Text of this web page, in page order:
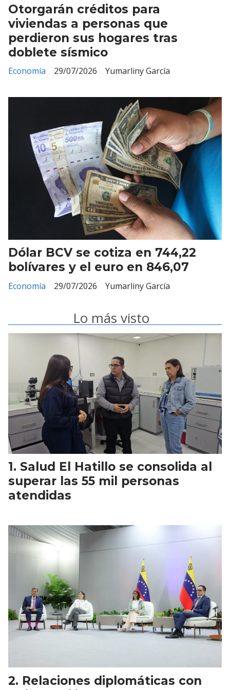
Otorgarán créditos para
viviendas a personas que
perdieron sus hogares tras
doblete sísmico
Yumarliny García
Economía 29/07/2026
Dólar BCV se cotiza en 744,22
bolívares y el euro en 846,07
Yumarliny García
Economía 29/07/2026
Lo más visto
Salud El Hatillo se consolida al
superar las 55 mil personas
atendidas
Relaciones diplomáticas con